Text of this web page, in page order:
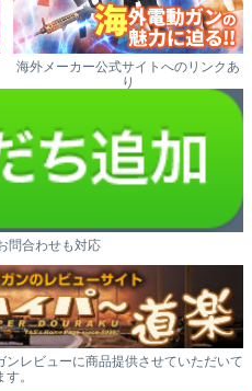
海外メーカー公式サイトへのリンクあ
り
合わせも対応
レビューに商品提供させていただいて
。